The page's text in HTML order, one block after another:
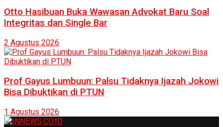
Otto Hasibuan Buka Wawasan Advokat Baru Soal
Integritas dan Single Bar
2 Agustus 2026
Prof Gayus Lumbuun: Palsu Tidaknya Ijazah Jokowi
Bisa Dibuktikan di PTUN
1 Agustus 2026